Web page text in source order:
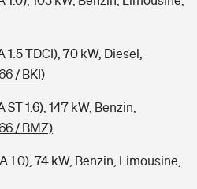
1.5 TDCI), 70 kW, Diesel,
/ BKI)
1.6), 147 kW, Benzin,
/ BMZ)
1.0), 74 kW, Benzin, Limousine,